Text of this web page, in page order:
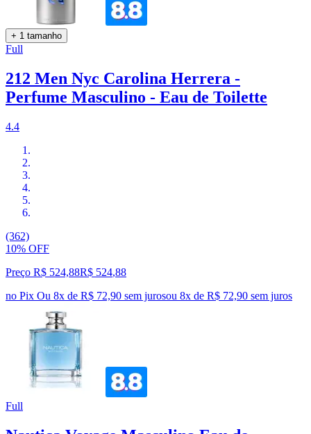
+ 1 tamanho
Full
212 Men Nyc Carolina Herrera -
Perfume Masculino - Eau de Toilette
4.4
(362)
10% OFF
Preço R$ 524,88R$ 524,88
no Pix Ou 8x de R$ 72,90 sem jurosou 8x de R$ 72,90 sem juros
Full